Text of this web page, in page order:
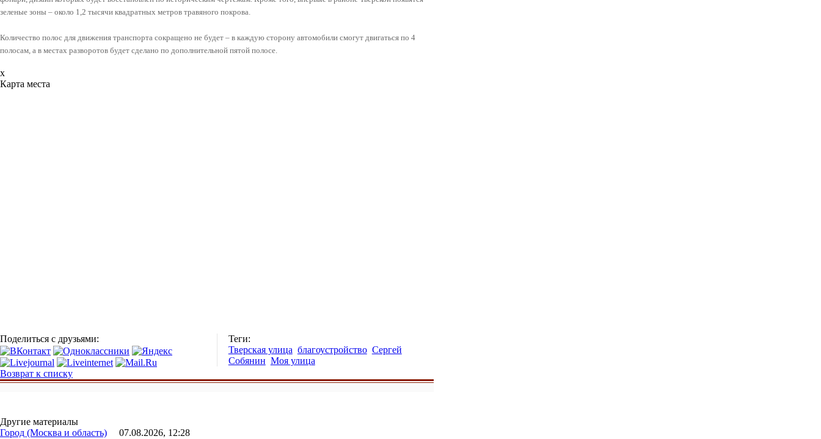
зеленые зоны – около 1,2 тысячи квадратных метров травяного покрова.
Количество полос для движения транспорта сокращено не будет – в каждую сторону автомобили смогут двигаться по 4
полосам, а в местах разворотов будет сделано по дополнительной пятой полосе.
x
Карта места
Поделиться с друзьями:
Теги:
Тверская улица благоустройство Сергей
Собянин Моя улица
Возврат к списку
Другие материалы
Город (Москва и область) 07.08.2026, 12:28